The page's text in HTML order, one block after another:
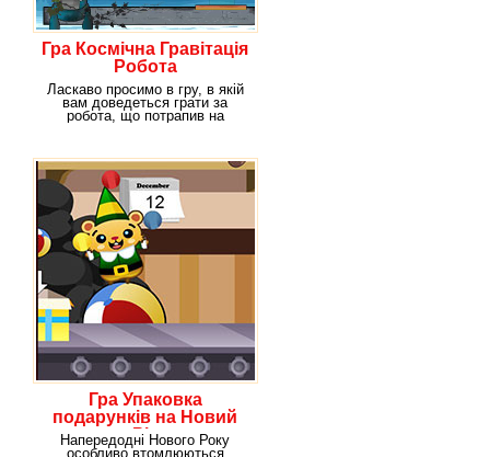
Гра Космічна Гравітація
Робота
Ласкаво просимо в гру, в якій
вам доведеться грати за
робота, що потрапив на
Гра Упаковка
подарунків на Новий
Рік
Напередодні Нового Року
особливо втомлюються